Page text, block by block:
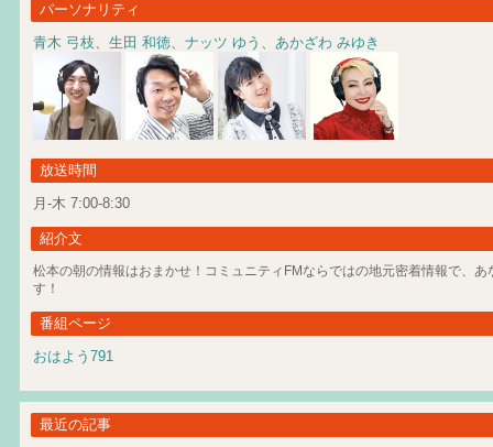
パーソナリティ
青木 弓枝、 生田 和徳、 ナッツ ゆう 、 あかざわ みゆき
放送時間
月-木 7:00-8:30
紹介文
松本の朝の情報はおまかせ！コミュニティFMならではの地元密着情報で、あ
す！
番組ページ
おはよう791
最近の記事